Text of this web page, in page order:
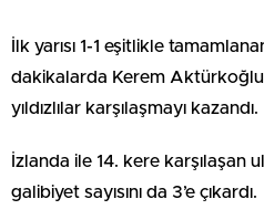
İlk yarısı 1-1 eşitlikle
dakikalarda Kerem
yıldızlılar karşılaşmayı kazandı.
İzlanda ile 14. kere karşılaşan
galibiyet sayısını da 3’e çıkardı.